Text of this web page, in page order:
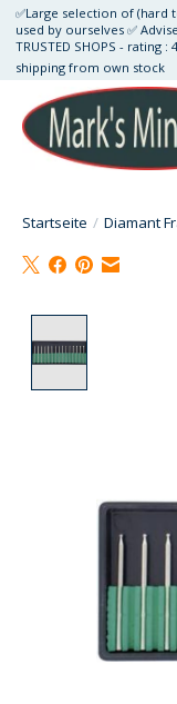
✅Large selection of (hard
used by ourselves ✅
TRUSTED SHOPS - rating :
shipping from own stock
Startseite / Diamant